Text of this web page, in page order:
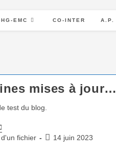
EMC CO-INTER A.P.
mises à jour…
test du blog.
fichier 14 juin 2023